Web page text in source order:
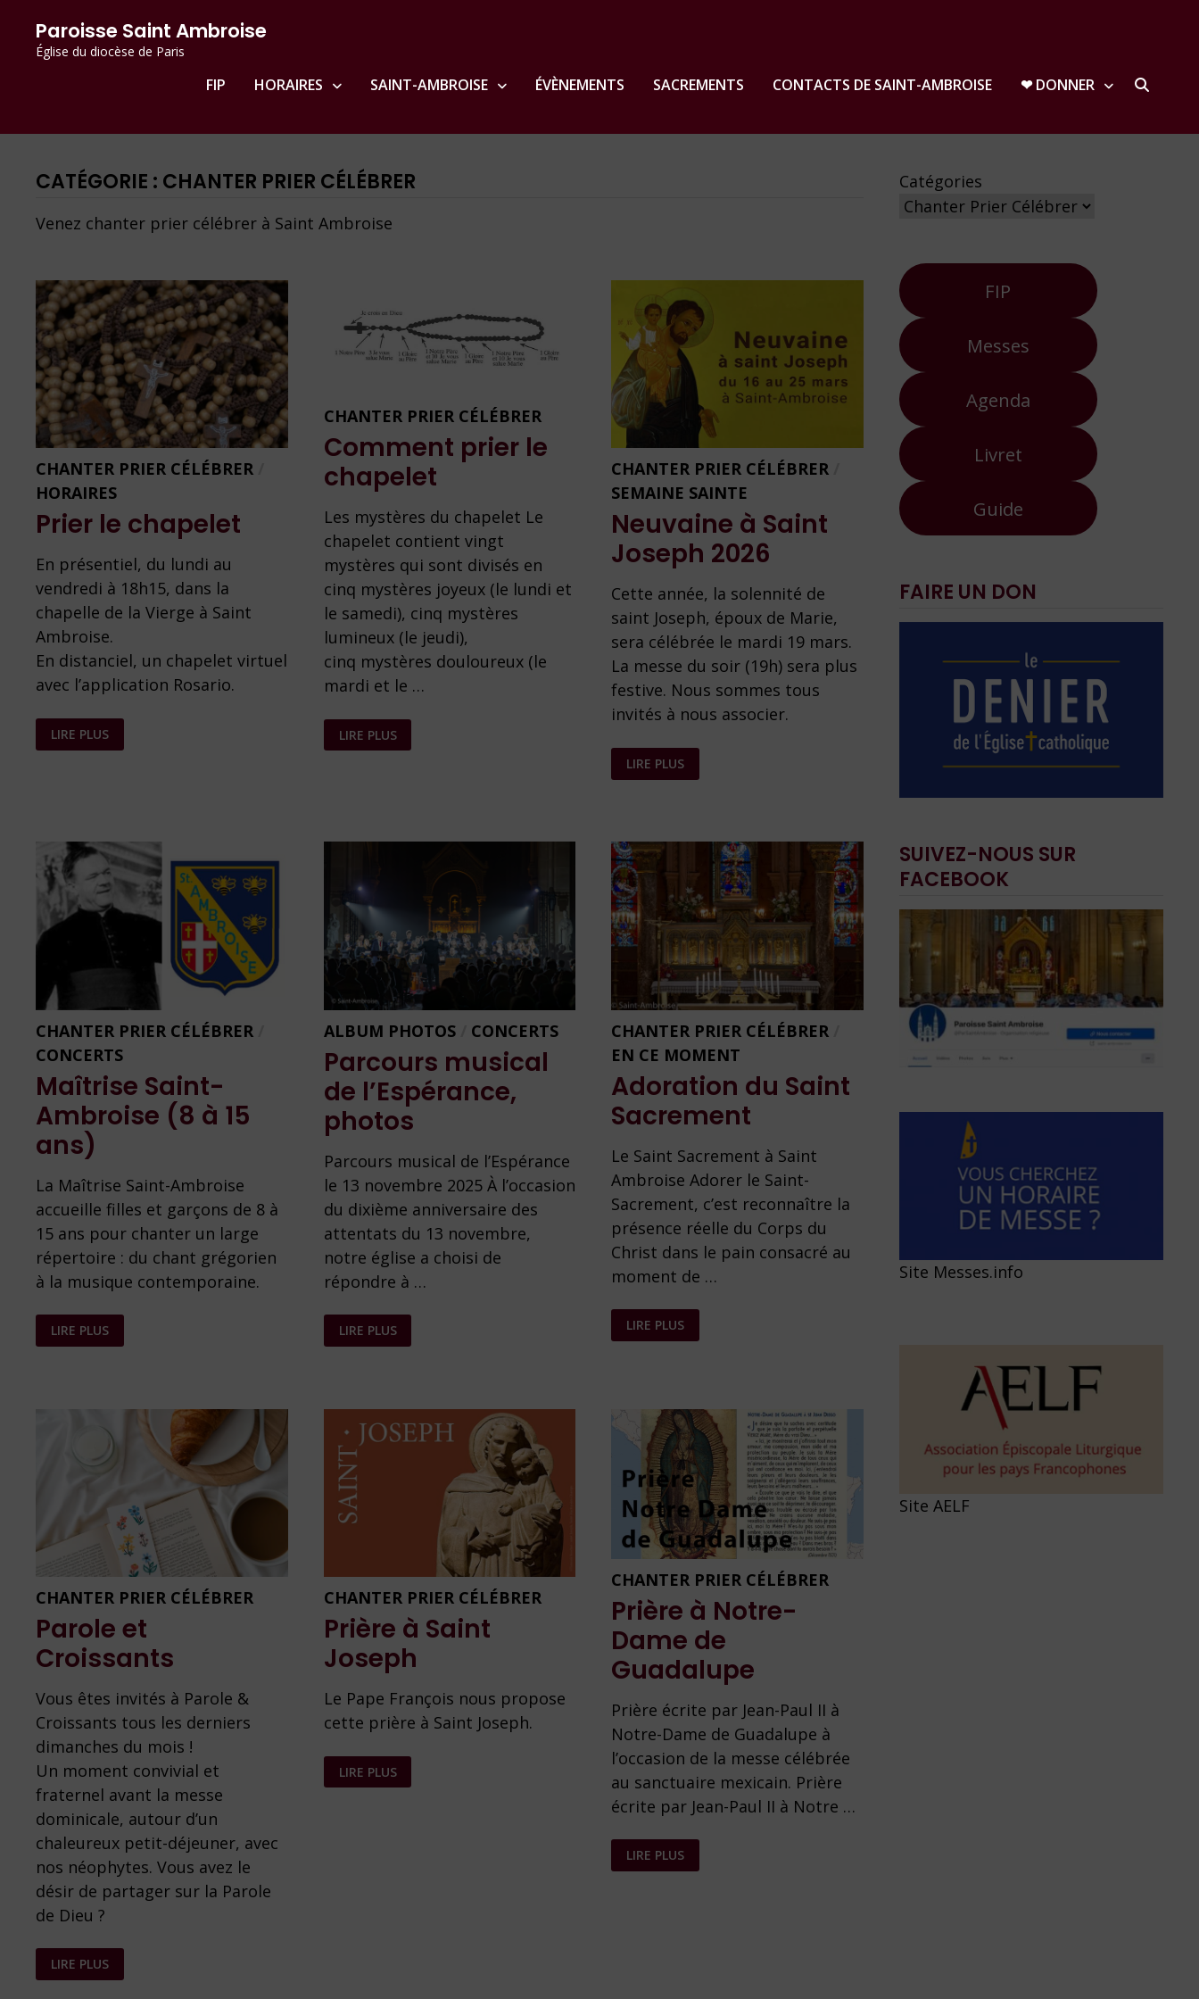
principal
contenu
Paroisse Saint Ambroise
Église du diocèse de Paris
FIP HORAIRES SAINT-AMBROISE ÉVÈNEMENTS SACREMENTS CONTACTS DE SAINT-AMBROISE ❤︎ DONNER
CATÉGORIE : CHANTER PRIER CÉLÉBRER
Venez chanter prier célébrer à Saint Ambroise
CHANTER PRIER CÉLÉBRER
HORAIRES
Prier le chapelet
En présentiel, du lundi au
vendredi à 18h15, dans la
chapelle de la Vierge à Saint
Ambroise.
En distanciel, un chapelet virtuel
avec l’application Rosario.
PRIER
LE
CHAPELET
LIRE PLUS
CHANTER PRIER CÉLÉBRER
Comment prier le
chapelet
Les mystères du chapelet Le
chapelet contient vingt
mystères qui sont divisés en
cinq mystères joyeux (le lundi et
le samedi), cinq mystères
lumineux (le jeudi),
cinq mystères douloureux (le
mardi et le …
COMMENT
PRIER
LE
LIRE PLUS
CHANTER PRIER CÉLÉBRER
SEMAINE SAINTE
Neuvaine à Saint
Joseph 2026
Cette année, la solennité de
saint Joseph, époux de Marie,
sera célébrée le mardi 19 mars.
La messe du soir (19h) sera plus
festive. Nous sommes tous
invités à nous associer.
NEUVAINE
À
SAINT
LIRE PLUS
CHANTER PRIER CÉLÉBRER
CONCERTS
Maîtrise Saint-
Ambroise (8 à 15
ans)
La Maîtrise Saint-Ambroise
accueille filles et garçons de 8 à
15 ans pour chanter un large
répertoire : du chant grégorien
à la musique contemporaine.
MAÎTRISE
SAINT-
AMBROISE
LIRE PLUS
ALBUM PHOTOS/ CONCERTS
Parcours musical
de l’Espérance,
photos
Parcours musical de l’Espérance
le 13 novembre 2025 À l’occasion
du dixième anniversaire des
attentats du 13 novembre,
notre église a choisi de
répondre à …
PARCOURS
MUSICAL
DE
LIRE PLUS
CHANTER PRIER CÉLÉBRER
EN CE MOMENT
Adoration du Saint
Sacrement
Le Saint Sacrement à Saint
Ambroise Adorer le Saint-
Sacrement, c’est reconnaître la
présence réelle du Corps du
Christ dans le pain consacré au
moment de …
ADORATION
DU
SAINT
LIRE PLUS
CHANTER PRIER CÉLÉBRER
Parole et
Croissants
Vous êtes invités à Parole &
Croissants tous les derniers
dimanches du mois !
Un moment convivial et
fraternel avant la messe
dominicale, autour d’un
chaleureux petit-déjeuner, avec
nos néophytes. Vous avez le
désir de partager sur la Parole
de Dieu ?
PAROLE
ET
CROISSANTS
LIRE PLUS
CHANTER PRIER CÉLÉBRER
Prière à Saint
Joseph
Le Pape François nous propose
cette prière à Saint Joseph.
PRIÈRE
À
SAINT
LIRE PLUS
CHANTER PRIER CÉLÉBRER
Prière à Notre-
Dame de
Guadalupe
Prière écrite par Jean-Paul II à
Notre-Dame de Guadalupe à
l’occasion de la messe célébrée
au sanctuaire mexicain. Prière
écrite par Jean-Paul II à Notre …
PRIÈRE
À
NOTRE-
LIRE PLUS
Catégories
FIP
Messes
Agenda
Livret
Guide
FAIRE UN DON
SUIVEZ-NOUS SUR
FACEBOOK
Site Messes.info
Site AELF